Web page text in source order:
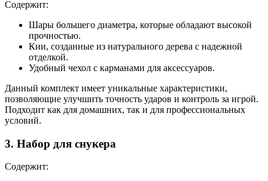
Содержит:
Шары большего диаметра, которые обладают высокой
прочностью.
Кии, созданные из натурального дерева с надежной
отделкой.
Удобный чехол с карманами для аксессуаров.
Данный комплект имеет уникальные характеристики,
позволяющие улучшить точность ударов и контроль за игрой.
Подходит как для домашних, так и для профессиональных
условий.
3. Набор для снукера
Содержит: